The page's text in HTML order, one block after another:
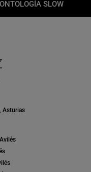
SLOW
Asturias